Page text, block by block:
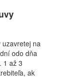
uzavretej na
odo dňa
1 až 3
ak